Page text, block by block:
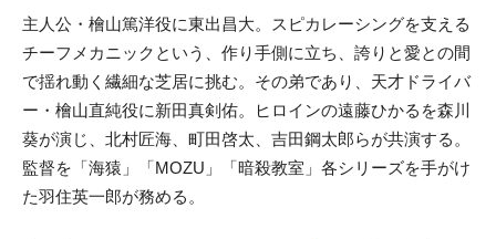
主人公・檜山篤洋役に東出昌大。スピカレーシングを支える
チーフメカニックという、作り手側に立ち、誇りと愛との間
で揺れ動く繊細な芝居に挑む。その弟であり、天才ドライバ
ー・檜山直純役に新田真剣佑。ヒロインの遠藤ひかるを森川
葵が演じ、北村匠海、町田啓太、吉田鋼太郎らが共演する。
監督を「海猿」「MOZU」「暗殺教室」各シリーズを手がけ
た羽住英一郎が務める。